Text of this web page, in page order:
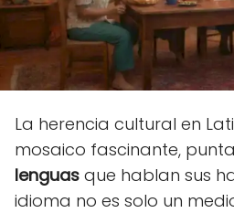
La herencia cultural en
mosaico fascinante,
lenguas que hablan sus
idioma no es solo un